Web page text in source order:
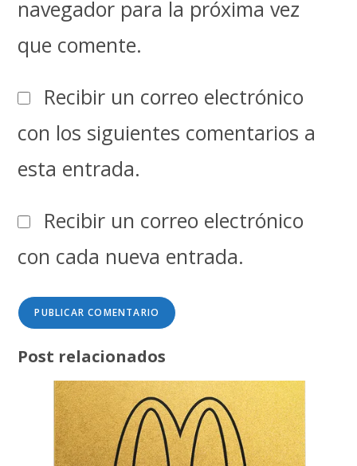
navegador para la próxima vez
que comente.
Recibir un correo electrónico
con los siguientes comentarios a
esta entrada.
Recibir un correo electrónico
con cada nueva entrada.
Post relacionados